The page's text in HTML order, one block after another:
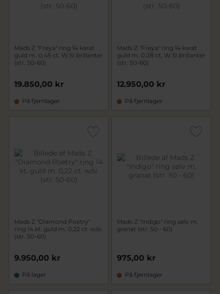
Mads Z "Freya" ring 14 karat
guld m. 0,45 ct. W.SI brillanter
(str. 50-60)
19.850,00 kr
På fjernlager
Mads Z "Freya" ring 14 karat
guld m. 0,28 ct. W.SI brillanter
(str. 50-60)
12.950,00 kr
På fjernlager
Mads Z "Diamond Poetry"
ring 14 kt. guld m. 0,22 ct. w/si
(str. 50-60)
9.950,00 kr
På lager
Mads Z "Indigo" ring sølv m.
granat (str. 50 - 60)
975,00 kr
På fjernlager